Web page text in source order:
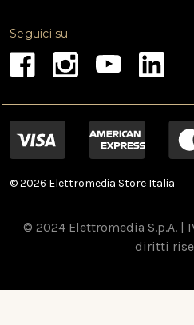
Seguici su
© 2026 Elettromedia Store Italia
© 2024 Elettromedia S.p.A. |
diritti